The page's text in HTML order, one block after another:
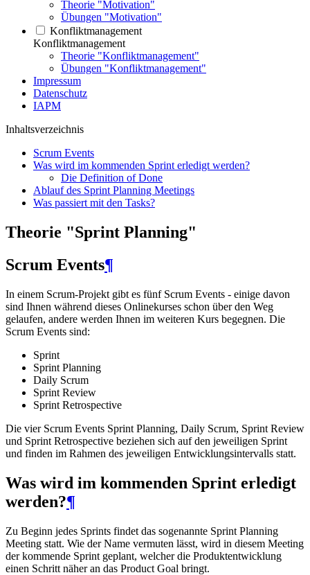
Theorie "Motivation"
Übungen "Motivation"
Konfliktmanagement
Konfliktmanagement
Theorie "Konfliktmanagement"
Übungen "Konfliktmanagement"
Impressum
Datenschutz
IAPM
Inhaltsverzeichnis
Scrum Events
Was wird im kommenden Sprint erledigt werden?
Die Definition of Done
Ablauf des Sprint Planning Meetings
Was passiert mit den Tasks?
Theorie "Sprint Planning"
Scrum Events¶
In einem Scrum-Projekt gibt es fünf Scrum Events - einige davon
sind Ihnen während dieses Onlinekurses schon über den Weg
gelaufen, andere werden Ihnen im weiteren Kurs begegnen. Die
Scrum Events sind:
Sprint
Sprint Planning
Daily Scrum
Sprint Review
Sprint Retrospective
Die vier Scrum Events Sprint Planning, Daily Scrum, Sprint Review
und Sprint Retrospective beziehen sich auf den jeweiligen Sprint
und finden im Rahmen des jeweiligen Entwicklungsintervalls statt.
Was wird im kommenden Sprint erledigt
werden?¶
Zu Beginn jedes Sprints findet das sogenannte Sprint Planning
Meeting statt. Wie der Name vermuten lässt, wird in diesem Meeting
der kommende Sprint geplant, welcher die Produktentwicklung
einen Schritt näher an das Product Goal bringt.